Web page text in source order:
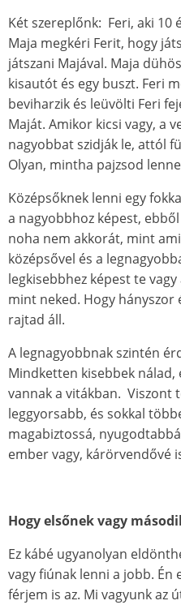
Két szereplőnk: Feri, aki 10
Maja megkéri Ferit, hogy
játszani Majával. Maja
kisautót és egy buszt. Feri
beviharzik és leüvölti Feri
Maját. Amikor kicsi vagy, a
nagyobbat szidják le, attól
Olyan, mintha pajzsod
Középsőknek lenni egy
a nagyobbhoz képest,
noha nem akkorát, mint
középsővel és a
legkisebbhez képest te
mint neked. Hogy hányszor
rajtad áll.
A legnagyobbnak szintén
Mindketten kisebbek
vannak a vitákban. Viszont
leggyorsabb, és sokkal
magabiztossá,
ember vagy, kárörvendővé
Hogy elsőnek vagy
Ez kábé ugyanolyan
vagy fiúnak lenni a jobb. Én
férjem is az. Mi vagyunk az